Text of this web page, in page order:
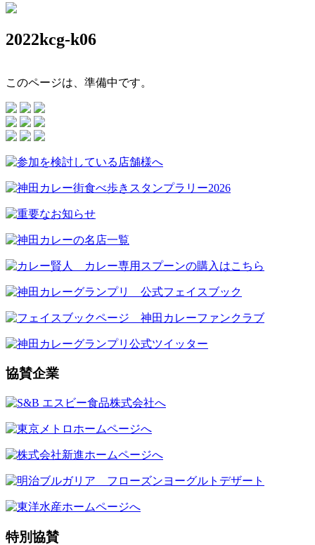
2022kcg-k06
このページは、準備中です。
協賛企業
特別協賛